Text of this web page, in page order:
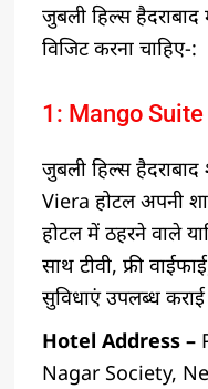
जुबली हिल्स
विजिट करना चाहिए-:
1: Mango
जुबली हिल्स
Viera होटल अपनी
होटल में ठहरने वाले
साथ टीवी, फ्री
सुविधाएं उपलब्ध कराई
Hotel Address –
Nagar Society,